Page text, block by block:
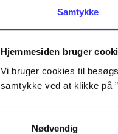
Samtykke
Hjemmesiden bruger
Vi bruger cookies til
samtykke ved at klikke på
Nødvendig
...
...